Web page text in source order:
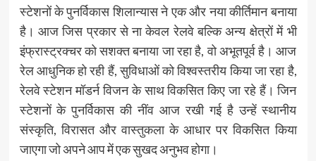
स्टेशनों के पुनर्विकास शिलान्यास ने एक और नया कीर्तिमान बनाया
है। आज जिस प्रकार से ना केवल रेलवे बल्कि अन्य क्षेत्रों में भी
इंफ्रास्ट्रक्चर को सशक्त बनाया जा रहा है, वो अभूतपूर्व है। आज
रेल आधुनिक हो रही हैं, सुविधाओं को विश्वस्तरीय किया जा रहा है,
रेलवे स्टेशन मॉडर्न विजन के साथ विकसित किए जा रहे हैं। जिन
स्टेशनों के पुनर्विकास की नींव आज रखी गई है उन्हें स्थानीय
संस्कृति, विरासत और वास्तुकला के आधार पर विकसित किया
जाएगा जो अपने आप में एक सुखद अनुभव होगा।